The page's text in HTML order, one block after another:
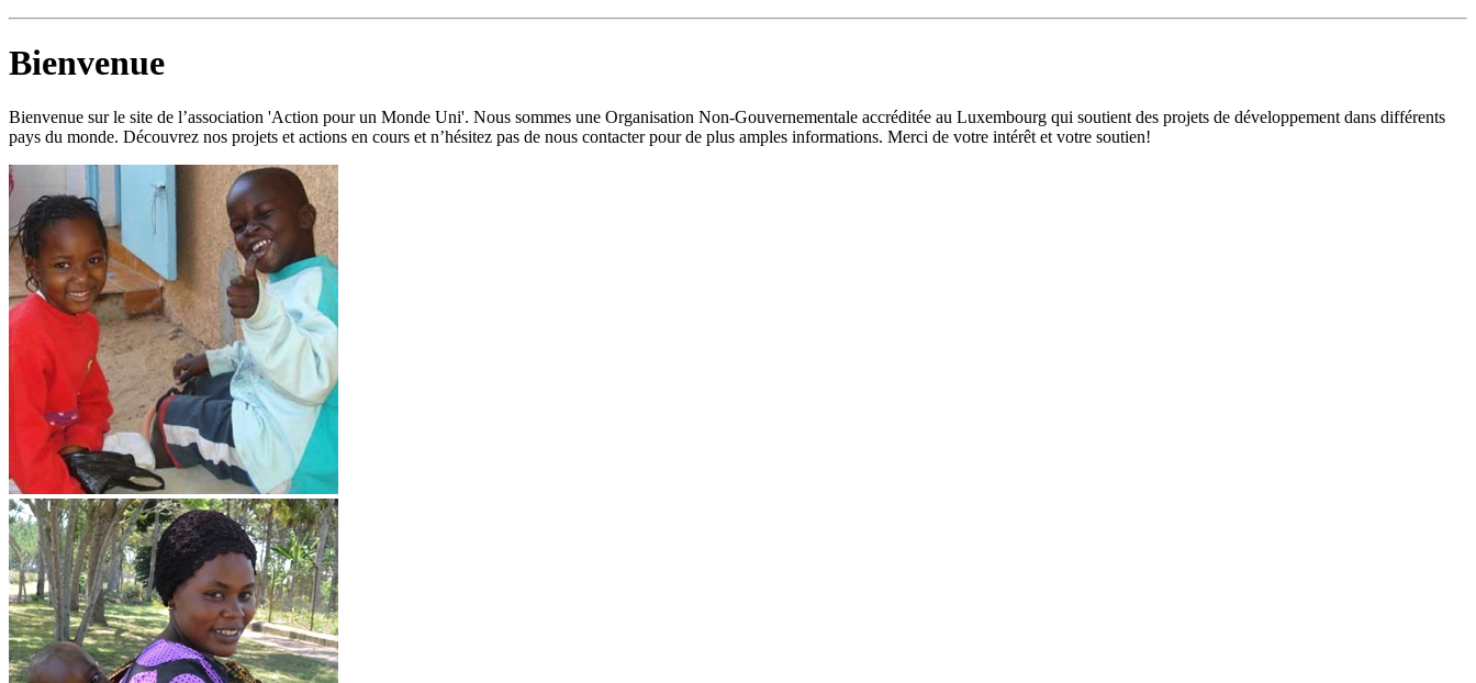
Bienvenue
Bienvenue sur le site de l’association 'Action pour un Monde Uni'. Nous sommes une Organisation Non-Gouvernementale accréditée au Luxembourg qui soutient des projets de développement dans différents
pays du monde. Découvrez nos projets et actions en cours et n’hésitez pas de nous contacter pour de plus amples informations. Merci de votre intérêt et votre soutien!